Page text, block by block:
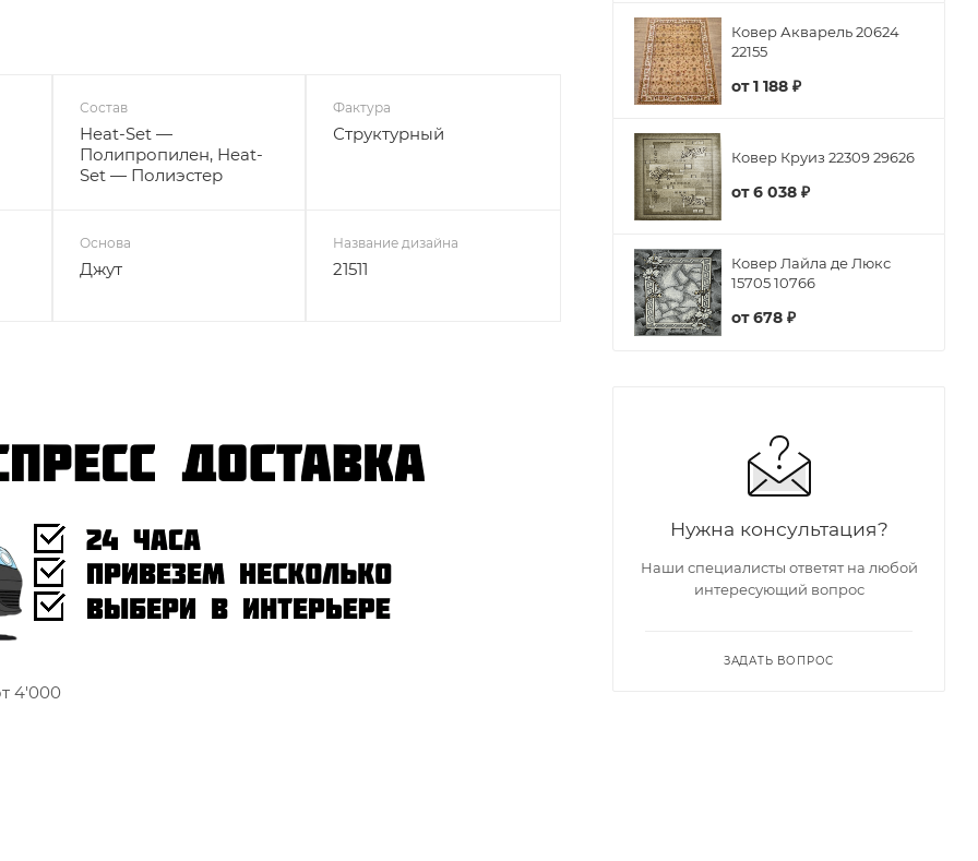
Состав
Heat-Set —
Полипропилен, Heat-
Set — Полиэстер
Фактура
Структурный
Основа
Джут
Название дизайна
21511
4'000
Ковер Акварель 20624
22155
от1 188 ₽
Ковер Круиз 22309 29626
от6 038 ₽
Ковер Лайла де Люкс
15705 10766
от678 ₽
Нужна консультация?
Наши специалисты ответят на любой
интересующий вопрос
ЗАДАТЬ ВОПРОС